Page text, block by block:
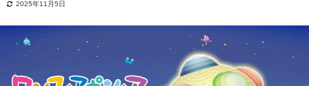
2025年11月5日